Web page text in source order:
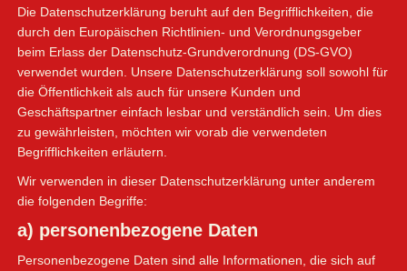
Die Datenschutzerklärung beruht auf den Begrifflichkeiten, die
durch den Europäischen Richtlinien- und Verordnungsgeber
beim Erlass der Datenschutz-Grundverordnung (DS-GVO)
verwendet wurden. Unsere Datenschutzerklärung soll sowohl für
die Öffentlichkeit als auch für unsere Kunden und
Geschäftspartner einfach lesbar und verständlich sein. Um dies
zu gewährleisten, möchten wir vorab die verwendeten
Begrifflichkeiten erläutern.
Wir verwenden in dieser Datenschutzerklärung unter anderem
die folgenden Begriffe:
a) personenbezogene Daten
Personenbezogene Daten sind alle Informationen, die sich auf